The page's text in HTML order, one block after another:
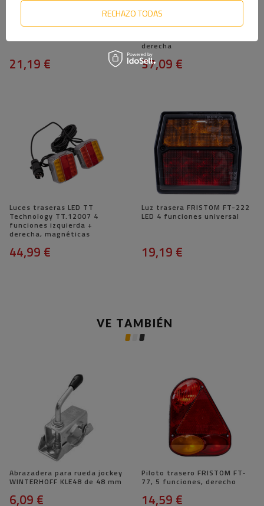
TruckLED L1847 Luz trasera
21,19 €
ASPÖCK Luz trasera LED
derecha
37,09 €
Luces traseras LED TT
Technology TT.12007 4
funciones izquierda +
derecha, magnéticas
44,99 €
Luz trasera FRISTOM FT-222
LED 4 funciones universal
19,19 €
VE TAMBIÉN
Abrazadera para rueda jockey
WINTERHOFF KLE48 de 48 mm
6,09 €
Piloto trasero FRISTOM FT-
77, 5 funciones, derecho
14,59 €
RECHAZO TODAS